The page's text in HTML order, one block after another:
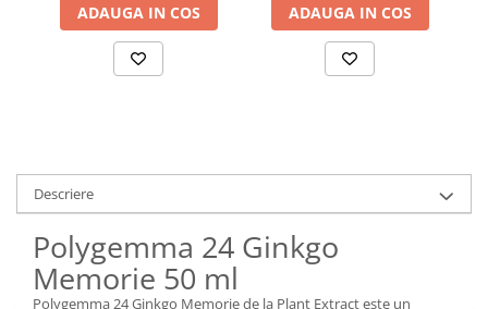
ADAUGA IN COS ADAUGA IN COS
Descriere
Polygemma 24 Ginkgo
Memorie 50 ml
Polygemma 24 Ginkgo Memorie de la Plant Extract este un